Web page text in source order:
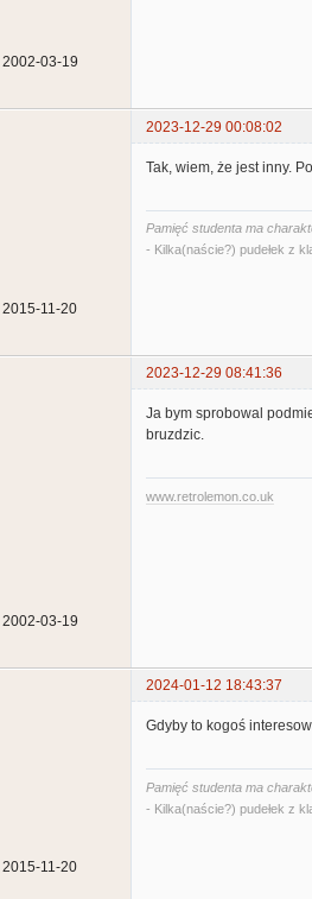
2002-03-19
2023-12-29 00:08:02
2015-11-20
Tak, wiem, że jest inny.
Pamięć studenta ma
- Kilka(naście?) pudełek z
2023-12-29 08:41:36
2002-03-19
Ja bym sprobowal
bruzdzic.
www.retrolemon.co.uk
2024-01-12 18:43:37
2015-11-20
Gdyby to kogoś
Pamięć studenta ma
- Kilka(naście?) pudełek z